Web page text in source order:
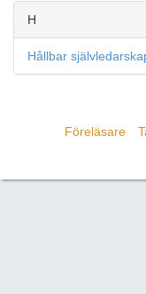
H
Hållbar
Föreläsare